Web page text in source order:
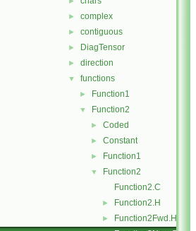
► complex
► contiguous
► DiagTensor
► direction
▼ functions
► Function1
▼ Function2
► Coded
► Constant
► Function1
▼
Function2
Function2.C
► Function2.H
►
Function2Fwd.H